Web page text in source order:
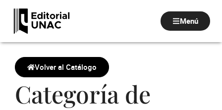
contenido
Menú
Volver al Catálogo
Categoría de